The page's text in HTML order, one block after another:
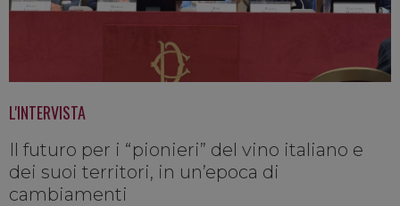
L'INTERVISTA
Il futuro per i “pionieri” del vino italiano e
dei suoi territori, in un’epoca di
cambiamenti